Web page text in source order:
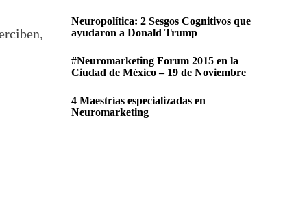
Neuropolítica: 2 Sesgos Cognitivos que
ayudaron a Donald Trump
#Neuromarketing Forum 2015 en la
Ciudad de México – 19 de Noviembre
4 Maestrías especializadas en
Neuromarketing